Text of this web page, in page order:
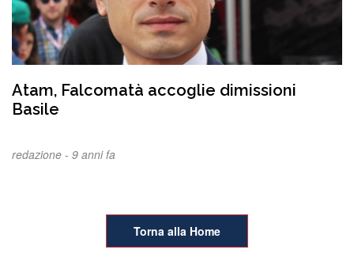
Atam, Falcomatà accoglie dimissioni
Basile
redazione - 9 anni fa
Torna alla Home